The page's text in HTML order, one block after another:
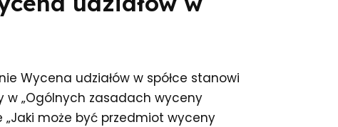
Wycena udziałów w spółce stanowi
„Ogólnych zasadach wyceny
„Jaki może być przedmiot wyceny